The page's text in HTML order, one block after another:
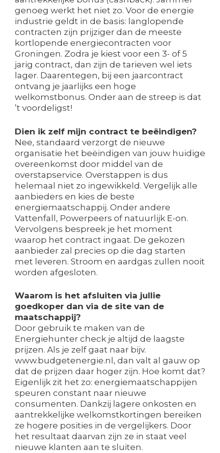
genoeg werkt het niet zo. Voor de energie
industrie geldt in de basis: langlopende
contracten zijn prijziger dan de meeste
kortlopende energiecontracten voor
Groningen. Zodra je kiest voor een 3- of 5
jarig contract, dan zijn de tarieven wel iets
lager. Daarentegen, bij een jaarcontract
ontvang je jaarlijks een hoge
welkomstbonus. Onder aan de streep is dat
’t voordeligst!
Dien ik zelf mijn contract te beëindigen?
Nee, standaard verzorgt de nieuwe
organisatie het beëindigen van jouw huidige
overeenkomst door middel van de
overstapservice. Overstappen is dus
helemaal niet zo ingewikkeld. Vergelijk alle
aanbieders en kies de beste
energiemaatschappij. Onder andere
Vattenfall, Powerpeers of natuurlijk E-on.
Vervolgens bespreek je het moment
waarop het contract ingaat. De gekozen
aanbieder zal precies op die dag starten
met leveren. Stroom en aardgas zullen nooit
worden afgesloten.
Waarom is het afsluiten via jullie
goedkoper dan via de site van de
maatschappij?
Door gebruik te maken van de
Energiehunter check je altijd de laagste
prijzen. Als je zelf gaat naar bijv.
www.budgetenergie.nl, dan valt al gauw op
dat de prijzen daar hoger zijn. Hoe komt dat?
Eigenlijk zit het zo: energiemaatschappijen
speuren constant naar nieuwe
consumenten. Dankzij lagere onkosten en
aantrekkelijke welkomstkortingen bereiken
ze hogere posities in de vergelijkers. Door
het resultaat daarvan zijn ze in staat veel
nieuwe klanten aan te sluiten.